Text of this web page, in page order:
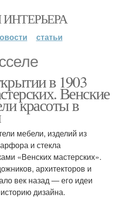
статьи
в 1903
Венские
красоты в
мебели, изделий из
и стекла
«Венских мастерских».
архитекторов и
век назад ― его идеи
дизайна.